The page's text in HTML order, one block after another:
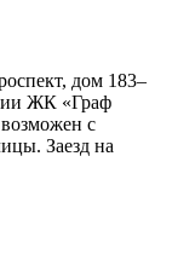
дом 183–
ЖК «Граф
с
Заезд на